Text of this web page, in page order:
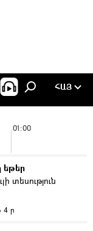
ՀԱՅ
01:00
եթեր
տեսություն
4 ր